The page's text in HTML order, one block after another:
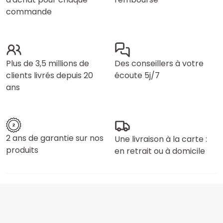
commande
Plus de 3,5 millions de
clients livrés depuis 20
ans
Des conseillers à votre
écoute 5j/7
2 ans de garantie sur nos
produits
Une livraison à la carte :
en retrait ou à domicile